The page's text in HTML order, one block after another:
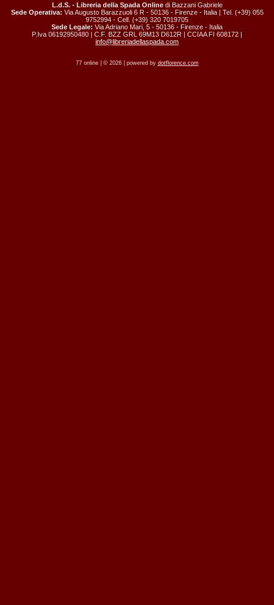
L.d.S. - Libreria della Spada Online di Bazzani Gabriele
Sede Operativa: Via Augusto Barazzuoli 6 R - 50136 - Firenze - Italia | Tel. (+39) 055
9752994 - Cell. (+39) 320 7019705
Sede Legale: Via Adriano Mari, 5 - 50136 - Firenze - Italia
P.Iva 06192950480 | C.F. BZZ GRL 69M13 D612R | CCIAA FI 608172 |
info@libreriadellaspada.com
77 online | © 2026 | powered by dotflorence.com